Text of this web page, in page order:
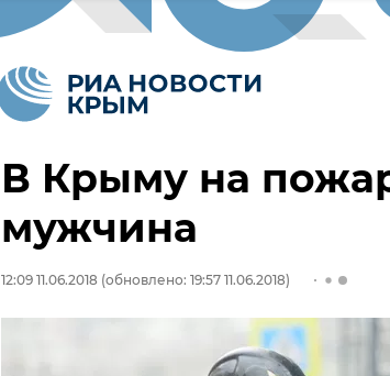
В Крыму на
мужчина
12:09 11.06.2018 (обновлено: 19:57 11.06.2018)